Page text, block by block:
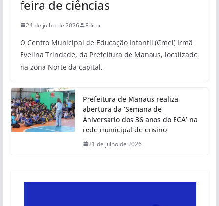
feira de ciências
24 de julho de 2026 Editor
O Centro Municipal de Educação Infantil (Cmei) Irmã
Evelina Trindade, da Prefeitura de Manaus, localizado
na zona Norte da capital,
Prefeitura de Manaus realiza
abertura da ‘Semana de
Aniversário dos 36 anos do ECA’ na
rede municipal de ensino
21 de julho de 2026